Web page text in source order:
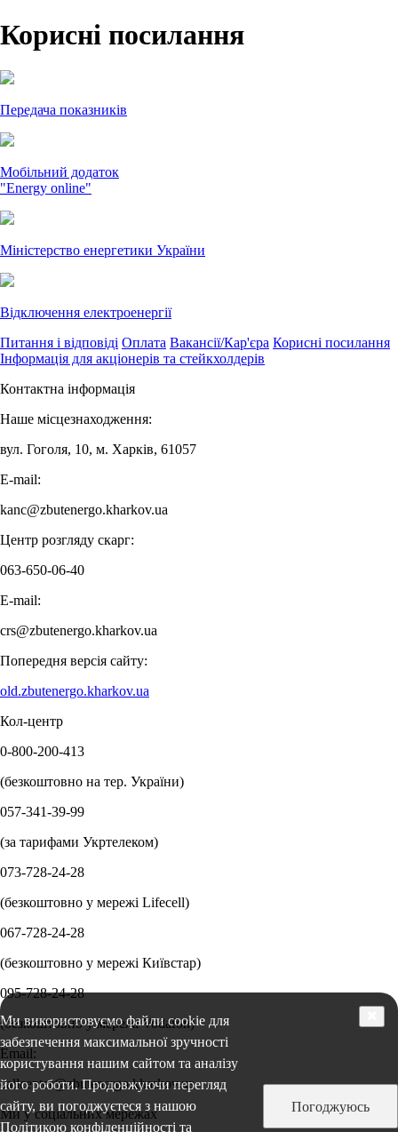
Ми використовуємо файли cookie для
забезпечення максимальної зручності
користування нашим сайтом та аналізу
його роботи. Продовжуючи перегляд
сайту, ви погоджуєтеся з нашою
Політикою конфіденційності та
Погоджуюсь
Корисні посилання
Передача показників
Мобільний додаток
"Energy online"
Міністерство енергетики України
Відключення електроенергії
Питання і відповіді Оплата Вакансії/Кар'єра Корисні посилання
Інформація для акціонерів та стейкхолдерів
Контактна інформація
Наше місцезнаходження:
вул. Гоголя, 10, м. Харків, 61057
E-mail:
kanc@zbutenergo.kharkov.ua
Центр розгляду скарг:
063-650-06-40
E-mail:
crs@zbutenergo.kharkov.ua
Попередня версія сайту:
old.zbutenergo.kharkov.ua
Кол-центр
0-800-200-413
(безкоштовно на тер. України)
057-341-39-99
(за тарифами Укртелеком)
073-728-24-28
(безкоштовно у мережі Lifecell)
067-728-24-28
(безкоштовно у мережі Київстар)
095-728-24-28
(безкоштовно у мережі Vodafon)
Email:
callcenter@zbutenergo.kharkov.ua
Ми у соціальних мережах